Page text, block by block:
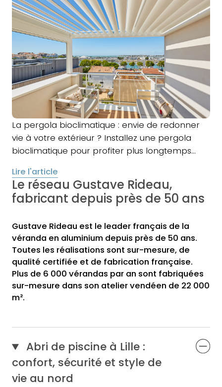
La pergola bioclimatique : envie de redonner
vie à votre extérieur ? Installez une pergola
bioclimatique pour profiter plus longtemps…
Lire l'article
Le réseau Gustave Rideau,
fabricant depuis près de 50 ans
Gustave Rideau est le leader français de la
véranda en aluminium depuis près de 50 ans.
Toutes les réalisations sont sur-mesure, de
qualité certifiée et de fabrication française.
Plus de 6 000 vérandas par an sont fabriquées
sur-mesure dans son atelier vendéen de 22 000
m².
Abri de piscine à Lille :
confort, sécurité et style de
vie au nord